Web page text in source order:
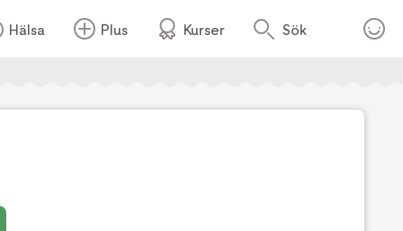
Hälsa Plus Kurser Sök
Foto:Gustav Bergmark